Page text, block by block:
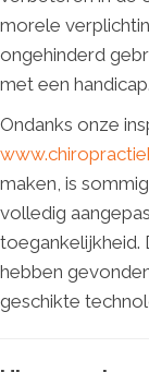
morele
ongehinderd
met een handicap.
Ondanks onze
maken, is
volledig
toegankelijkheid.
hebben
geschikte